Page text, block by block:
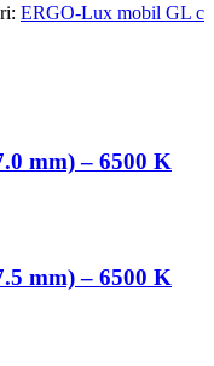
ERGO-Lux mobil GL c
mm) – 6500 K
mm) – 6500 K